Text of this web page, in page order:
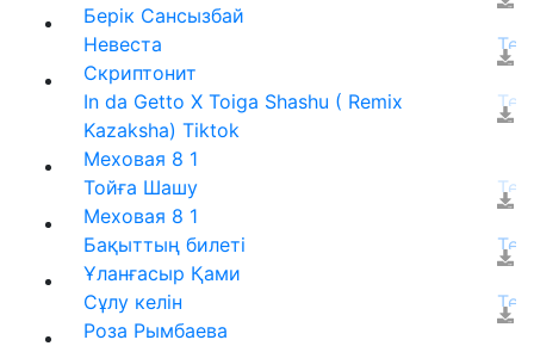
Берік Сансызбай
Невеста
Скриптонит
In da Getto X Toiga Shashu ( Remix
Kazaksha) Tiktok
Меховая 8 1
Тойға Шашу
Меховая 8 1
Бақыттың билеті
Ұланғасыр Қами
Сұлу келін
Роза Рымбаева